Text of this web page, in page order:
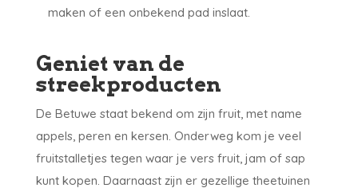
maken of een onbekend pad inslaat.
Geniet van de
streekproducten
De Betuwe staat bekend om zijn fruit, met name
appels, peren en kersen. Onderweg kom je veel
fruitstalletjes tegen waar je vers fruit, jam of sap
kunt kopen. Daarnaast zijn er gezellige theetuinen